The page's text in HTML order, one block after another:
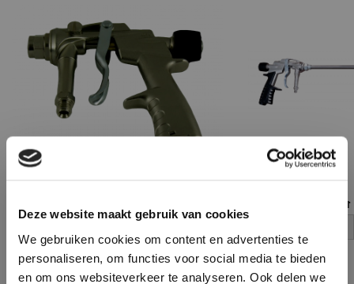
Deze website maakt gebruik van cookies
We gebruiken cookies om content en advertenties te
personaliseren, om functies voor social media te bieden
en om ons websiteverkeer te analyseren. Ook delen we
Handgun ECO met